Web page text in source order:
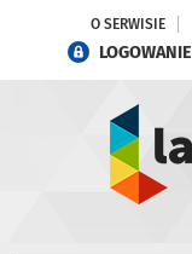
O SERWISIE
LOGOWANIE